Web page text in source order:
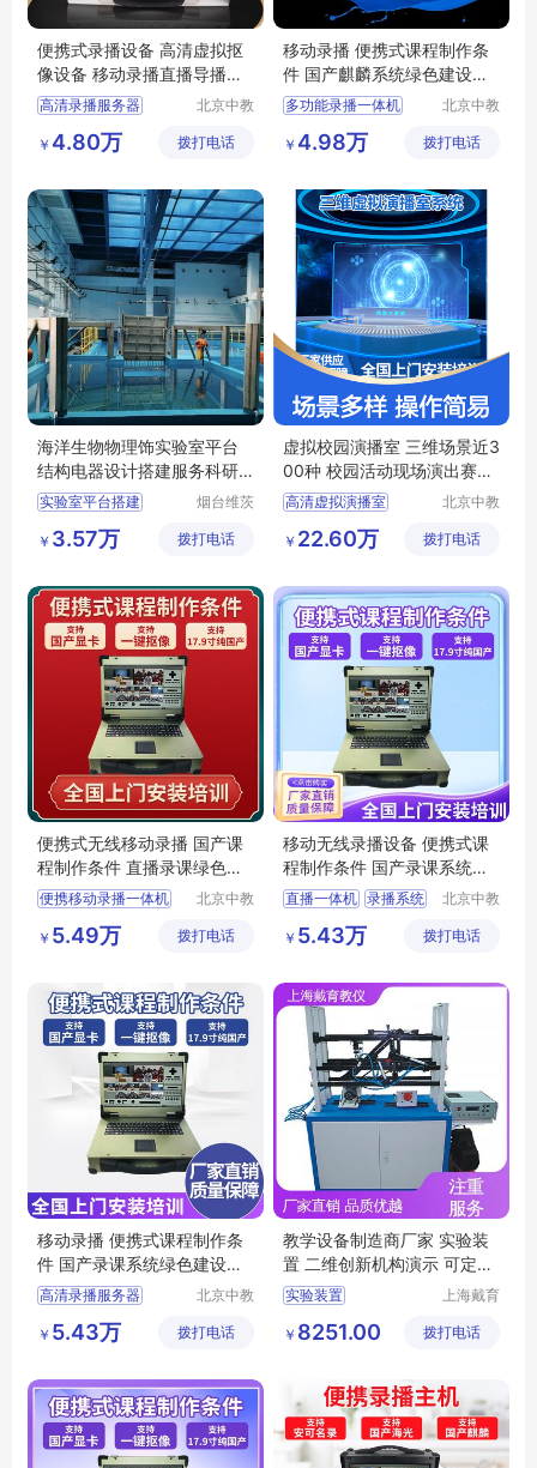
便携式录播设备 高清虚拟抠
像设备 移动录播直播导播搭
建方案
高清录播服务器
便携式课程制作条件
北京中教
有限公司
￥ 4.80万 拨打电话
移动录播 便携式课程制作条
件 国产麒麟系统绿色建设方
案
多功能录播一体机
录播一体机
北京中教
有限公司
￥ 4.98万 拨打电话
海洋生物物理饰实验室平台
结构电器设计搭建服务科研
项目转化
实验室平台搭建
海洋研究仪器辅助平台
烟台维茨
备有限公
￥ 3.57万 拨打电话
虚拟校园演播室 三维场景近3
00种 校园活动现场演出赛事
直播优选
高清虚拟演播室
虚拟演播
3d虚拟演播厅
北京中教
有限公司
￥ 22.60万 拨打电话
便携式无线移动录播 国产课
程制作条件 直播录课绿色建
设方案
便携移动录播一体机
全高清自动录播系统直播
多媒体录播设备
北京中教
有限公司
￥ 5.49万 拨打电话
移动无线录播设备 便携式课
程制作条件 国产录课系统绿
色建设方案
直播一体机 录播系统
高清录播服务器
北京中教
有限公司
￥ 5.43万 拨打电话
移动录播 便携式课程制作条
件 国产录课系统绿色建设方
案
高清录播服务器
便携式录播
北京中教
有限公司
￥ 5.43万 拨打电话
教学设备制造商厂家 实验装
置 二维创新机构演示 可定制
学习
实验装置
空间机构创新设计拼装实训平台
平面机构创新组合设计实训装置
上海戴育
设备有限
￥ 8251.00 拨打电话